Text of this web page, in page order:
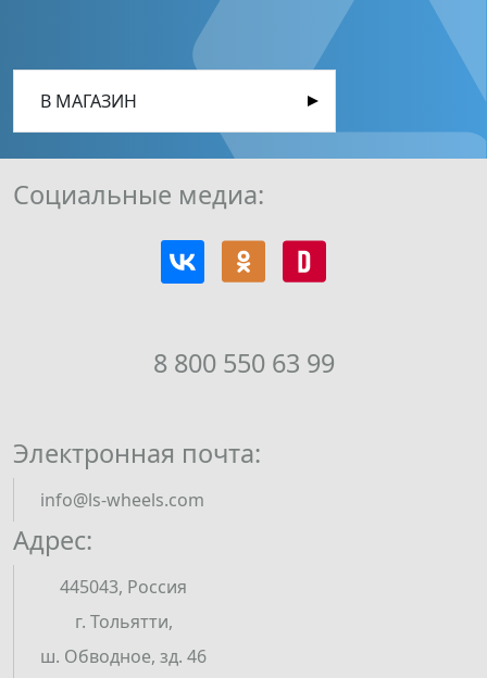
В МАГАЗИН
Адрес:
445043, Россия
г. Тольятти,
ш. Обводное, зд. 46
8 800 550 63 99
Электронная почта:
info@ls-wheels.com
Социальные медиа: